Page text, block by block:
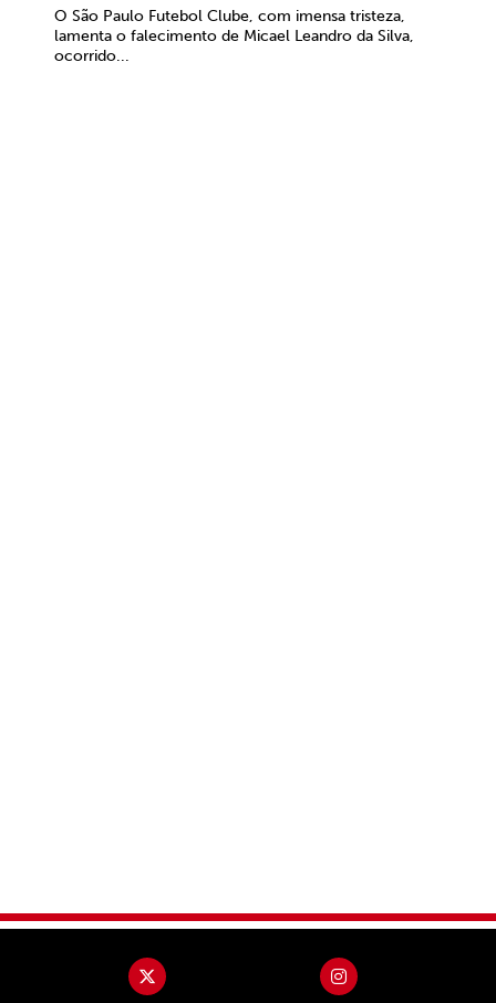
O São Paulo Futebol Clube, com imensa tristeza,
lamenta o falecimento de Micael Leandro da Silva,
ocorrido...